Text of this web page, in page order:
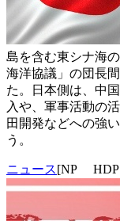
島を含む東シナ海
海洋協議」の団長
た。日本側は、中
入や、軍事活動の
田開発などへの強
う。
ニュース[NP HDP -